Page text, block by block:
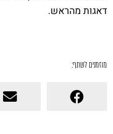
דאגות מהראש.
מוזמנים לשתף: